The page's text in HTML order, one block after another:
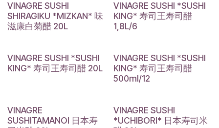
VINAGRE SUSHI
SHIRAGIKU *MIZKAN* 味
滋康白菊醋 20L
VINAGRE SUSHI *SUSHI
KING* 寿司王寿司醋
1,8L/6
VINAGRE SUSHI *SUSHI
KING* 寿司王寿司醋 20L
VINAGRE SUSHI *SUSHI
KING* 寿司王寿司醋
500ml/12
VINAGRE
SUSHITAMANOI 日本寿
VINAGRE SUSHI
*UCHIBORI* 日本寿司米